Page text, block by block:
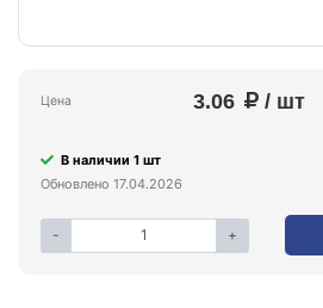
Цена 3.06 / шт
В наличии 1 шт
Обновлено 17.04.2026
- +